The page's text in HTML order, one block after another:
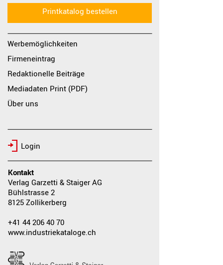
Printkatalog bestellen
Werbemöglichkeiten
Firmeneintrag
Redaktionelle Beiträge
Mediadaten Print (PDF)
Über uns
Login
Kontakt
Verlag Garzetti & Staiger AG
Bühlstrasse 2
8125 Zollikerberg
+41 44 206 40 70
www.industriekataloge.ch